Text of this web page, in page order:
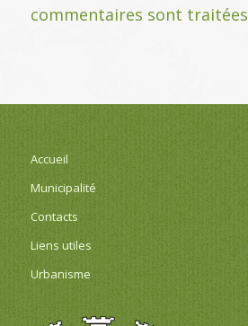
commentaires sont traitées
Accueil
Municipalité
Contacts
Liens utiles
Urbanisme